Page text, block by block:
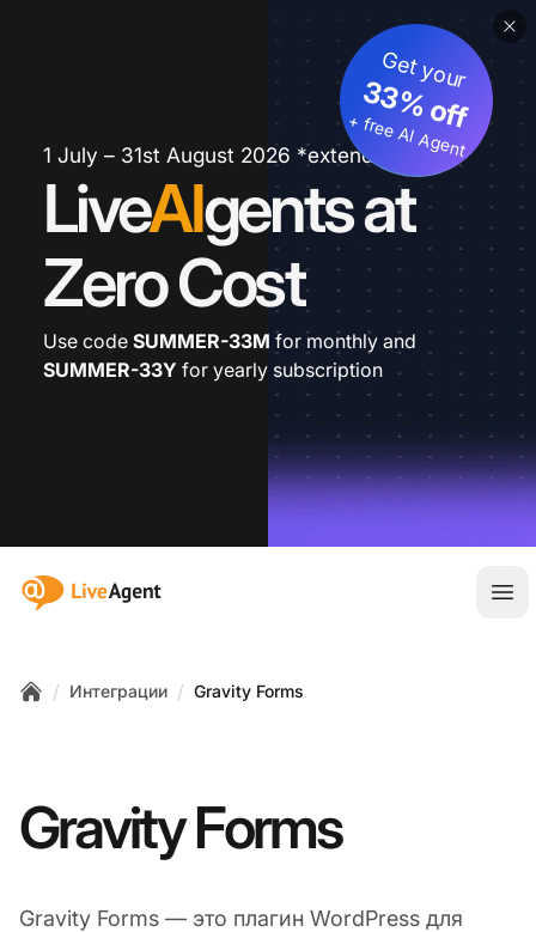
1 July – 31st August 2026 *extended
LiveAIgents at
Zero Cost
Get your
33% off
+ free AI Agent
Use code SUMMER-33M for monthly and
SUMMER-33Y for yearly subscription
:site.title
/ Интеграции / Gravity Forms
Gravity Forms
Gravity Forms — это плагин WordPress для